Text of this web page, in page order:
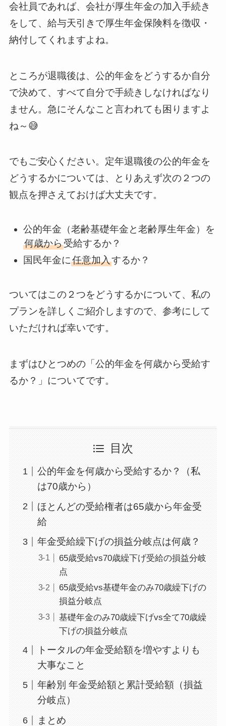
会社員であれば、会社が厚生年金の加入手続き
をして、給与天引きで厚生年金保険料を徴収・
納付してくれますよね。
ところが退職後は、公的年金をどうするか自分
で決めて、すべて自分で手続きしなければなり
ません。急にそんなこと言われても困りますよ
ね～😅
でもご安心ください。定年退職後の公的年金を
どうするかについては、とりあえず次の２つの
観点を押さえておけば大丈夫です。
公的年金（老齢基礎年金と老齢厚生年金）を
何歳から受給するか？
国民年金に任意加入するか？
ついてはこの２つをどうするかについて、私の
プランを詳しくご紹介しますので、参考にして
いただければ幸いです。
まずはひとつめの「公的年金を何歳から受給す
るか？」についてです。
目次
公的年金を何歳から受給するか？（私
は70歳から）
ほとんどの受給権者は65歳から年金受
給
年金受給繰下げの損益分岐点は何歳？
65歳受給vs70歳繰下げ受給の損益分岐
点
65歳受給vs基礎年金のみ70歳繰下げの
損益分岐点
基礎年金のみ70歳繰下げvs全て70歳繰
下げの損益分岐点
トータルの年金受給額を増やすよりも
大事なこと
年齢別 年金受給額と累計受給額（損益
分岐点）
まとめ